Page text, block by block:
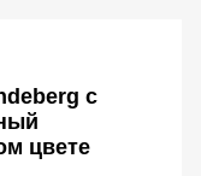
с
цвете